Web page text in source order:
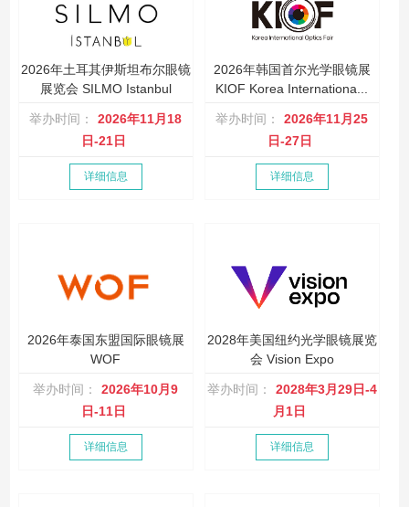
2026年土耳其伊斯坦布尔眼镜
展览会 SILMO Istanbul
举办时间：
2026年11月18
日-21日
详细信息
2026年韩国首尔光学眼镜展
KIOF Korea Internationa...
举办时间：
2026年11月25
日-27日
详细信息
2026年泰国东盟国际眼镜展
WOF
举办时间：
2026年10月9
日-11日
详细信息
2028年美国纽约光学眼镜展览
会 Vision Expo
举办时间：
2028年3月29日-4
月1日
详细信息